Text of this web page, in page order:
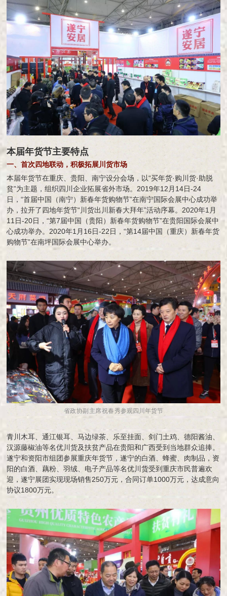
本届年货节主要特点
一、首次四地联动，积极拓展川货市场
本届年货节在重庆、贵阳、南宁设分会场，以“买年货·购川货·助脱
贫”为主题，组织四川企业拓展省外市场。2019年12月14日-24
日，“首届中国（南宁）新春年货购物节”在南宁国际会展中心成功举
办，拉开了四地年货节“川货出川新春大拜年”活动序幕。2020年1月
11日-20日，“第7届中国（贵阳）新春年货购物节”在贵阳国际会展中
心成功举办。2020年1月16日-22日，“第14届中国（重庆）新春年货
购物节”在南坪国际会展中心举办。
省政协副主席祝春秀参观四川年货节
青川木耳、通江银耳、马边绿茶、乐至挂面、剑门土鸡、德阳酱油、
汉源藤椒油等名优川货及扶贫产品在贵阳和广西受到当地群众追捧。
遂宁和资阳市组团参展重庆年货节，遂宁的白酒、蜂蜜、肉制品，资
阳的白酒、藕粉、羽绒、电子产品等名优川货受到重庆市民普遍欢
迎，遂宁展团实现现场销售250万元，合同订单1000万元，达成意向
协议1800万元。